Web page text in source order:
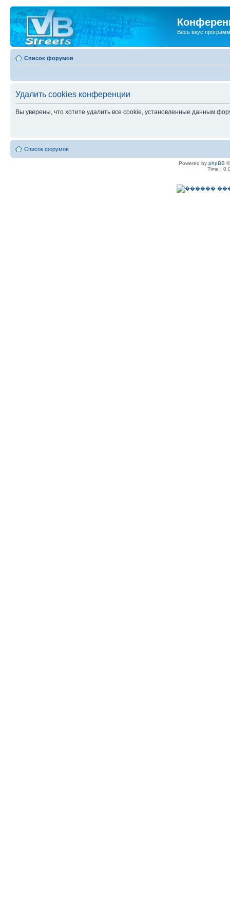
Весь вкус
Список форумов
Удалить cookies конференции
Вы уверены, что хотите удалить все cookie, установленные данным
Список форумов
Powered by phpBB
Time :